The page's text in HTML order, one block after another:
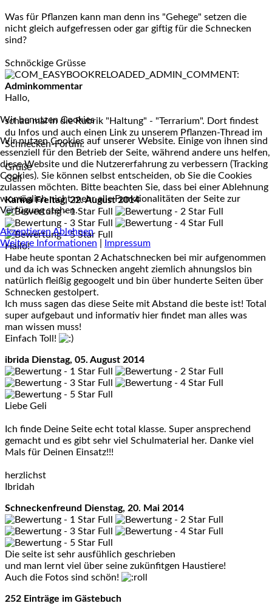
Was für Pflanzen kann man denn ins "Gehege" setzen die
nicht gleich aufgefressen oder gar giftig für die Schnecken
sind?
Schnöckige Grüsse
Adminkommentar
Hallo,
schau mal in die Rubrik "Haltung" - "Terrarium". Dort findest
du Infos und auch einen Link zu unserem Pflanzen-Thread im
Schnecken-Forum.
Grüße
Geli
KarinaFreitag, 22. August 2014
Hallo!
Habe heute spontan 2 Achatschnecken bei mir aufgenommen
und da ich was Schnecken angeht ziemlich ahnungslos bin
natürlich fleißig gegoogelt und bin über hunderte Seiten über
Schnecken gestolpert.
Ich muss sagen das diese Seite mit Abstand die beste ist! Total
super aufgebaut und informativ hier findet man alles was
man wissen muss!
Einfach Toll!
ibrida Dienstag, 05. August 2014
Liebe Geli
Ich finde Deine Seite echt total klasse. Super ansprechend
gemacht und es gibt sehr viel Schulmaterial her. Danke viel
Mals für Deinen Einsatz!!!
herzlichst
Ibridah
Schneckenfreund Dienstag, 20. Mai 2014
Die seite ist sehr ausfühlich geschrieben
und man lernt viel über seine zukünfitgen Haustiere!
Auch die Fotos sind schön!
252 Einträge im Gästebuch
Wir benutzen Cookies
Wir nutzen Cookies auf unserer Website. Einige von ihnen sind
essenziell für den Betrieb der Seite, während andere uns helfen,
diese Website und die Nutzererfahrung zu verbessern (Tracking
Cookies). Sie können selbst entscheiden, ob Sie die Cookies
zulassen möchten. Bitte beachten Sie, dass bei einer Ablehnung
womöglich nicht mehr alle Funktionalitäten der Seite zur
Verfügung stehen.
Akzeptieren Ablehnen
Weitere Informationen
Impressum